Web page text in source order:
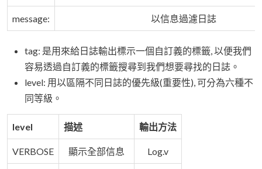
message: 以信息過濾日誌
tag: 是用來給日誌輸出標示一個自訂義的標籤, 以便我們
容易透過自訂義的標籤搜尋到我們想要尋找的日誌。
level: 用以區隔不同日誌的優先級(重要性), 可分為六種不
同等級。
level 描述 輸出方法
VERBOSE 顯示全部信息 Log.v